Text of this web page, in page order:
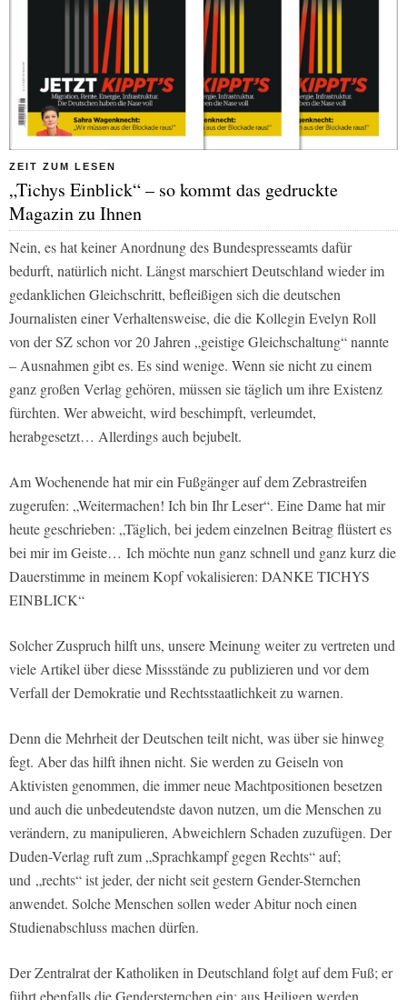
ZEIT ZUM LESEN
„Tichys Einblick“ – so kommt das gedruckte
Magazin zu Ihnen
Nein, es hat keiner Anordnung des Bundespresseamts dafür
bedurft, natürlich nicht. Längst marschiert Deutschland wieder im
gedanklichen Gleichschritt, befleißigen sich die deutschen
Journalisten einer Verhaltensweise, die die Kollegin Evelyn Roll
von derSZschon vor 20 Jahren „geistige Gleichschaltung“ nannte
– Ausnahmen gibt es. Es sind wenige. Wenn sie nicht zu einem
ganz großen Verlag gehören, müssen sie täglich um ihre Existenz
fürchten. Wer abweicht, wird beschimpft, verleumdet,
herabgesetzt… Allerdings auch bejubelt.
Am Wochenende hat mir ein Fußgänger auf dem Zebrastreifen
zugerufen: „Weitermachen! Ich bin Ihr Leser“. Eine Dame hat mir
heute geschrieben: „Täglich, bei jedem einzelnen Beitrag flüstert es
bei mir im Geiste… Ich möchte nun ganz schnell und ganz kurz die
Dauerstimme in meinem Kopf vokalisieren: DANKE TICHYS
EINBLICK“
Solcher Zuspruch hilft uns, unsere Meinung weiter zu vertreten und
viele Artikel über diese Missstände zu publizieren und vor dem
Verfall der Demokratie und Rechtsstaatlichkeit zu warnen.
Denn die Mehrheit der Deutschen teilt nicht, was über sie hinweg
fegt. Aber das hilft ihnen nicht. Sie werden zu Geiseln von
Aktivisten genommen, die immer neue Machtpositionen besetzen
und auch die unbedeutendste davon nutzen, um die Menschen zu
verändern, zu manipulieren, Abweichlern Schaden zuzufügen. Der
Duden-Verlag ruft zum „Sprachkampf gegen Rechts“ auf;
und „rechts“ ist jeder, der nicht seit gestern Gender-Sternchen
anwendet. Solche Menschen sollen weder Abitur noch einen
Studienabschluss machen dürfen.
Der Zentralrat der Katholiken in Deutschland folgt auf dem Fuß; er
führt ebenfalls die Gendersternchen ein; aus Heiligen werden